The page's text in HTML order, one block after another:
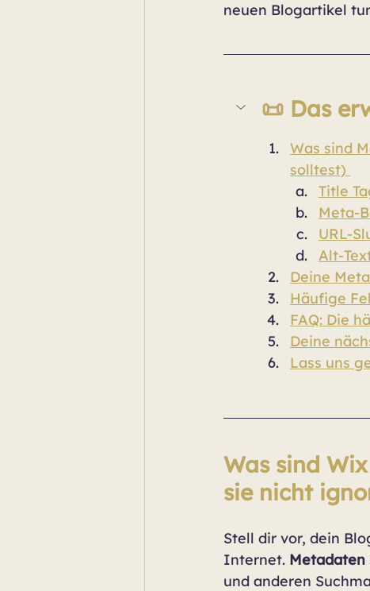
neuen Blogartikel
📜 Das
Was sind
solltest)
Title
Meta-
URL-
Alt-
Deine
Häufige
FAQ: Die
Deine
Lass uns
Was sind
sie nicht
Stell dir vor, dein
Internet. Metadaten
und anderen